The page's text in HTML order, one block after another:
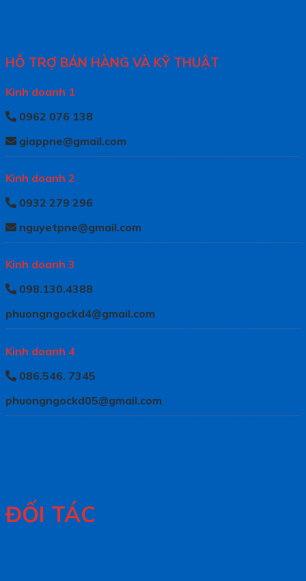
HỖ TRỢ BÁN HÀNG VÀ KỸ THUẬT
Kinh doanh 1
0962 076 138
giappne@gmail.com
Kinh doanh 2
0932 279 296
nguyetpne@gmail.com
Kinh doanh 3
098.130.4388
phuongngockd4@gmail.com
Kinh doanh 4
086.546. 7345
phuongngockd05@gmail.com
ĐỐI TÁC